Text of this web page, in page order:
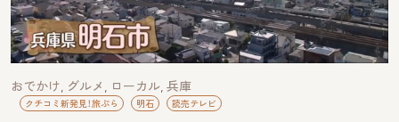
おでかけ グルメ ローカル 兵庫
クチコミ新発見！旅ぷら 明石 読売テレビ